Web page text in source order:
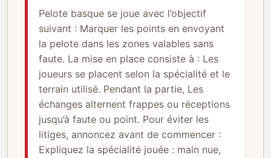
Pelote basque se joue avec l’objectif
suivant : Marquer les points en envoyant
la pelote dans les zones valables sans
faute. La mise en place consiste à : Les
joueurs se placent selon la spécialité et le
terrain utilisé. Pendant la partie, Les
échanges alternent frappes ou réceptions
jusqu’à faute ou point. Pour éviter les
litiges, annoncez avant de commencer :
Expliquez la spécialité jouée : main nue,